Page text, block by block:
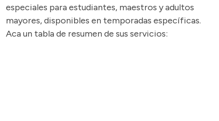
especiales para estudiantes, maestros y adultos
mayores, disponibles en temporadas específicas.
Aca un tabla de resumen de sus servicios: